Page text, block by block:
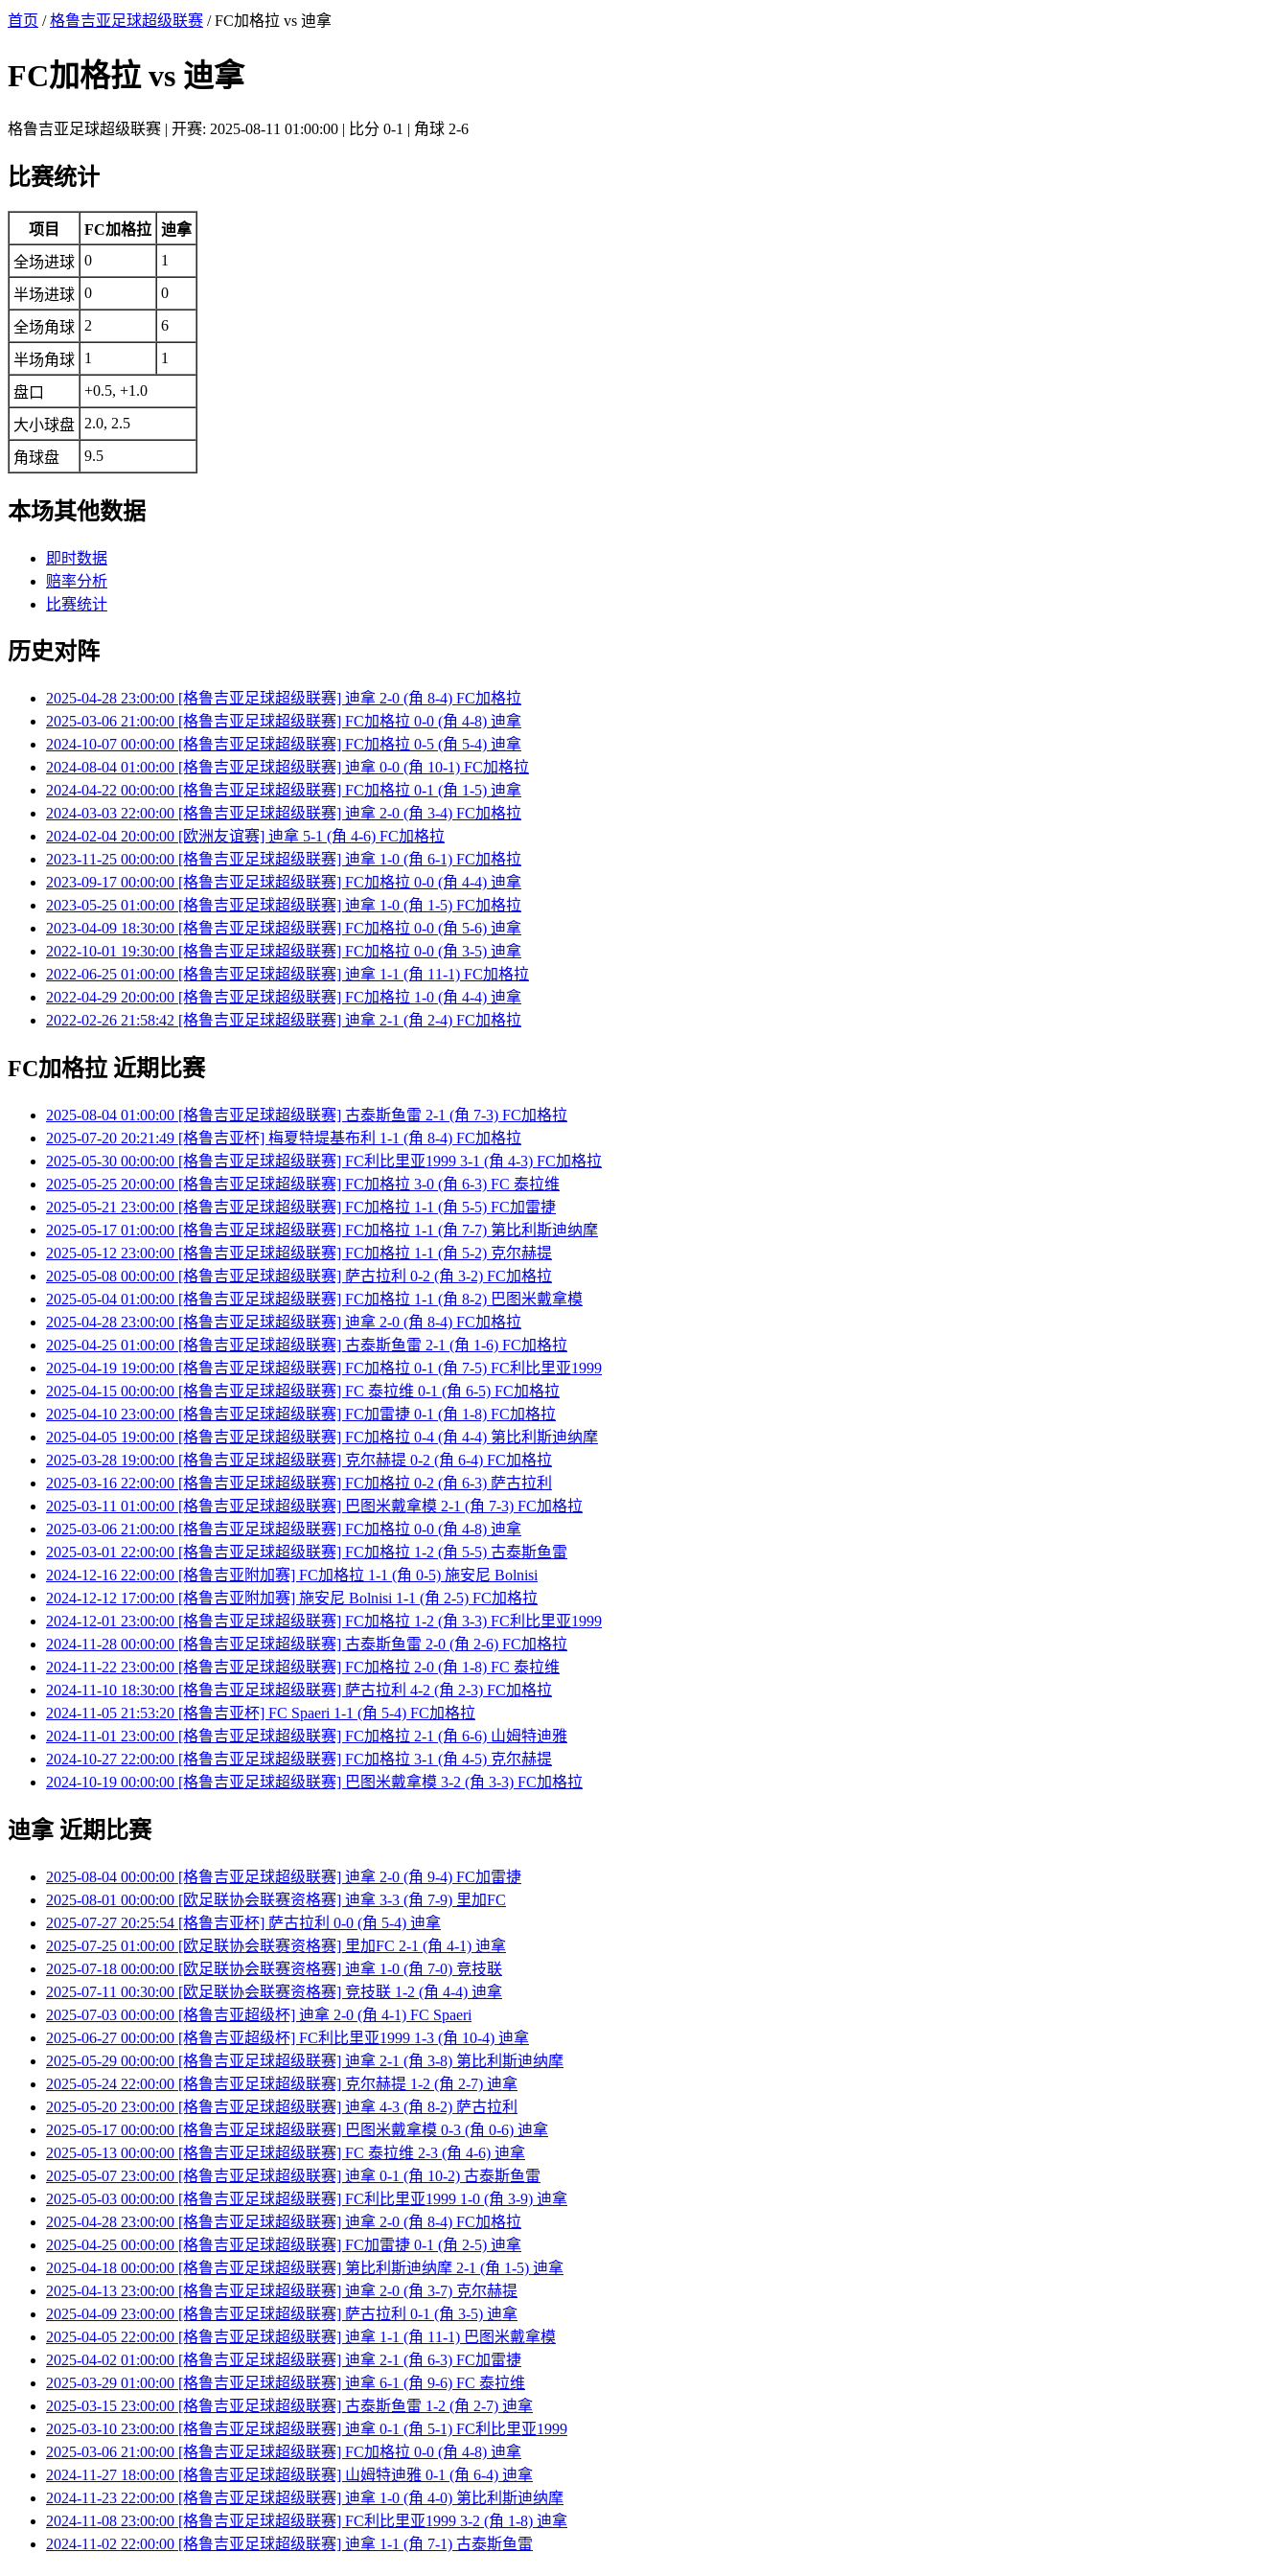
首页 /格鲁吉亚足球超级联赛 / FC加格拉 vs 迪拿
FC加格拉 vs 迪拿
格鲁吉亚足球超级联赛 | 开赛: 2025-08-11 01:00:00 | 比分 0-1 | 角球 2-6
比赛统计
项目 FC加格拉 迪拿
全场进球 0 1
半场进球 0 0
全场角球 2 6
半场角球 1 1
盘口 +0.5, +1.0
大小球盘 2.0, 2.5
角球盘 9.5
本场其他数据
即时数据
赔率分析
比赛统计
历史对阵
2025-04-28 23:00:00 [格鲁吉亚足球超级联赛] 迪拿 2-0 (角 8-4) FC加格拉
2025-03-06 21:00:00 [格鲁吉亚足球超级联赛] FC加格拉 0-0 (角 4-8) 迪拿
2024-10-07 00:00:00 [格鲁吉亚足球超级联赛] FC加格拉 0-5 (角 5-4) 迪拿
2024-08-04 01:00:00 [格鲁吉亚足球超级联赛] 迪拿 0-0 (角 10-1) FC加格拉
2024-04-22 00:00:00 [格鲁吉亚足球超级联赛] FC加格拉 0-1 (角 1-5) 迪拿
2024-03-03 22:00:00 [格鲁吉亚足球超级联赛] 迪拿 2-0 (角 3-4) FC加格拉
2024-02-04 20:00:00 [欧洲友谊赛] 迪拿 5-1 (角 4-6) FC加格拉
2023-11-25 00:00:00 [格鲁吉亚足球超级联赛] 迪拿 1-0 (角 6-1) FC加格拉
2023-09-17 00:00:00 [格鲁吉亚足球超级联赛] FC加格拉 0-0 (角 4-4) 迪拿
2023-05-25 01:00:00 [格鲁吉亚足球超级联赛] 迪拿 1-0 (角 1-5) FC加格拉
2023-04-09 18:30:00 [格鲁吉亚足球超级联赛] FC加格拉 0-0 (角 5-6) 迪拿
2022-10-01 19:30:00 [格鲁吉亚足球超级联赛] FC加格拉 0-0 (角 3-5) 迪拿
2022-06-25 01:00:00 [格鲁吉亚足球超级联赛] 迪拿 1-1 (角 11-1) FC加格拉
2022-04-29 20:00:00 [格鲁吉亚足球超级联赛] FC加格拉 1-0 (角 4-4) 迪拿
2022-02-26 21:58:42 [格鲁吉亚足球超级联赛] 迪拿 2-1 (角 2-4) FC加格拉
FC加格拉 近期比赛
2025-08-04 01:00:00 [格鲁吉亚足球超级联赛] 古泰斯鱼雷 2-1 (角 7-3) FC加格拉
2025-07-20 20:21:49 [格鲁吉亚杯] 梅夏特堤基布利 1-1 (角 8-4) FC加格拉
2025-05-30 00:00:00 [格鲁吉亚足球超级联赛] FC利比里亚1999 3-1 (角 4-3) FC加格拉
2025-05-25 20:00:00 [格鲁吉亚足球超级联赛] FC加格拉 3-0 (角 6-3) FC 泰拉维
2025-05-21 23:00:00 [格鲁吉亚足球超级联赛] FC加格拉 1-1 (角 5-5) FC加雷捷
2025-05-17 01:00:00 [格鲁吉亚足球超级联赛] FC加格拉 1-1 (角 7-7) 第比利斯迪纳摩
2025-05-12 23:00:00 [格鲁吉亚足球超级联赛] FC加格拉 1-1 (角 5-2) 克尔赫提
2025-05-08 00:00:00 [格鲁吉亚足球超级联赛] 萨古拉利 0-2 (角 3-2) FC加格拉
2025-05-04 01:00:00 [格鲁吉亚足球超级联赛] FC加格拉 1-1 (角 8-2) 巴图米戴拿模
2025-04-28 23:00:00 [格鲁吉亚足球超级联赛] 迪拿 2-0 (角 8-4) FC加格拉
2025-04-25 01:00:00 [格鲁吉亚足球超级联赛] 古泰斯鱼雷 2-1 (角 1-6) FC加格拉
2025-04-19 19:00:00 [格鲁吉亚足球超级联赛] FC加格拉 0-1 (角 7-5) FC利比里亚1999
2025-04-15 00:00:00 [格鲁吉亚足球超级联赛] FC 泰拉维 0-1 (角 6-5) FC加格拉
2025-04-10 23:00:00 [格鲁吉亚足球超级联赛] FC加雷捷 0-1 (角 1-8) FC加格拉
2025-04-05 19:00:00 [格鲁吉亚足球超级联赛] FC加格拉 0-4 (角 4-4) 第比利斯迪纳摩
2025-03-28 19:00:00 [格鲁吉亚足球超级联赛] 克尔赫提 0-2 (角 6-4) FC加格拉
2025-03-16 22:00:00 [格鲁吉亚足球超级联赛] FC加格拉 0-2 (角 6-3) 萨古拉利
2025-03-11 01:00:00 [格鲁吉亚足球超级联赛] 巴图米戴拿模 2-1 (角 7-3) FC加格拉
2025-03-06 21:00:00 [格鲁吉亚足球超级联赛] FC加格拉 0-0 (角 4-8) 迪拿
2025-03-01 22:00:00 [格鲁吉亚足球超级联赛] FC加格拉 1-2 (角 5-5) 古泰斯鱼雷
2024-12-16 22:00:00 [格鲁吉亚附加赛] FC加格拉 1-1 (角 0-5) 施安尼 Bolnisi
2024-12-12 17:00:00 [格鲁吉亚附加赛] 施安尼 Bolnisi 1-1 (角 2-5) FC加格拉
2024-12-01 23:00:00 [格鲁吉亚足球超级联赛] FC加格拉 1-2 (角 3-3) FC利比里亚1999
2024-11-28 00:00:00 [格鲁吉亚足球超级联赛] 古泰斯鱼雷 2-0 (角 2-6) FC加格拉
2024-11-22 23:00:00 [格鲁吉亚足球超级联赛] FC加格拉 2-0 (角 1-8) FC 泰拉维
2024-11-10 18:30:00 [格鲁吉亚足球超级联赛] 萨古拉利 4-2 (角 2-3) FC加格拉
2024-11-05 21:53:20 [格鲁吉亚杯] FC Spaeri 1-1 (角 5-4) FC加格拉
2024-11-01 23:00:00 [格鲁吉亚足球超级联赛] FC加格拉 2-1 (角 6-6) 山姆特迪雅
2024-10-27 22:00:00 [格鲁吉亚足球超级联赛] FC加格拉 3-1 (角 4-5) 克尔赫提
2024-10-19 00:00:00 [格鲁吉亚足球超级联赛] 巴图米戴拿模 3-2 (角 3-3) FC加格拉
迪拿 近期比赛
2025-08-04 00:00:00 [格鲁吉亚足球超级联赛] 迪拿 2-0 (角 9-4) FC加雷捷
2025-08-01 00:00:00 [欧足联协会联赛资格赛] 迪拿 3-3 (角 7-9) 里加FC
2025-07-27 20:25:54 [格鲁吉亚杯] 萨古拉利 0-0 (角 5-4) 迪拿
2025-07-25 01:00:00 [欧足联协会联赛资格赛] 里加FC 2-1 (角 4-1) 迪拿
2025-07-18 00:00:00 [欧足联协会联赛资格赛] 迪拿 1-0 (角 7-0) 竞技联
2025-07-11 00:30:00 [欧足联协会联赛资格赛] 竞技联 1-2 (角 4-4) 迪拿
2025-07-03 00:00:00 [格鲁吉亚超级杯] 迪拿 2-0 (角 4-1) FC Spaeri
2025-06-27 00:00:00 [格鲁吉亚超级杯] FC利比里亚1999 1-3 (角 10-4) 迪拿
2025-05-29 00:00:00 [格鲁吉亚足球超级联赛] 迪拿 2-1 (角 3-8) 第比利斯迪纳摩
2025-05-24 22:00:00 [格鲁吉亚足球超级联赛] 克尔赫提 1-2 (角 2-7) 迪拿
2025-05-20 23:00:00 [格鲁吉亚足球超级联赛] 迪拿 4-3 (角 8-2) 萨古拉利
2025-05-17 00:00:00 [格鲁吉亚足球超级联赛] 巴图米戴拿模 0-3 (角 0-6) 迪拿
2025-05-13 00:00:00 [格鲁吉亚足球超级联赛] FC 泰拉维 2-3 (角 4-6) 迪拿
2025-05-07 23:00:00 [格鲁吉亚足球超级联赛] 迪拿 0-1 (角 10-2) 古泰斯鱼雷
2025-05-03 00:00:00 [格鲁吉亚足球超级联赛] FC利比里亚1999 1-0 (角 3-9) 迪拿
2025-04-28 23:00:00 [格鲁吉亚足球超级联赛] 迪拿 2-0 (角 8-4) FC加格拉
2025-04-25 00:00:00 [格鲁吉亚足球超级联赛] FC加雷捷 0-1 (角 2-5) 迪拿
2025-04-18 00:00:00 [格鲁吉亚足球超级联赛] 第比利斯迪纳摩 2-1 (角 1-5) 迪拿
2025-04-13 23:00:00 [格鲁吉亚足球超级联赛] 迪拿 2-0 (角 3-7) 克尔赫提
2025-04-09 23:00:00 [格鲁吉亚足球超级联赛] 萨古拉利 0-1 (角 3-5) 迪拿
2025-04-05 22:00:00 [格鲁吉亚足球超级联赛] 迪拿 1-1 (角 11-1) 巴图米戴拿模
2025-04-02 01:00:00 [格鲁吉亚足球超级联赛] 迪拿 2-1 (角 6-3) FC加雷捷
2025-03-29 01:00:00 [格鲁吉亚足球超级联赛] 迪拿 6-1 (角 9-6) FC 泰拉维
2025-03-15 23:00:00 [格鲁吉亚足球超级联赛] 古泰斯鱼雷 1-2 (角 2-7) 迪拿
2025-03-10 23:00:00 [格鲁吉亚足球超级联赛] 迪拿 0-1 (角 5-1) FC利比里亚1999
2025-03-06 21:00:00 [格鲁吉亚足球超级联赛] FC加格拉 0-0 (角 4-8) 迪拿
2024-11-27 18:00:00 [格鲁吉亚足球超级联赛] 山姆特迪雅 0-1 (角 6-4) 迪拿
2024-11-23 22:00:00 [格鲁吉亚足球超级联赛] 迪拿 1-0 (角 4-0) 第比利斯迪纳摩
2024-11-08 23:00:00 [格鲁吉亚足球超级联赛] FC利比里亚1999 3-2 (角 1-8) 迪拿
2024-11-02 22:00:00 [格鲁吉亚足球超级联赛] 迪拿 1-1 (角 7-1) 古泰斯鱼雷